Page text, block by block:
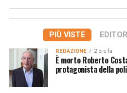
PIÙ VISTE
REDAZIONE 2 ore fa
È morto Roberto
protagonista della